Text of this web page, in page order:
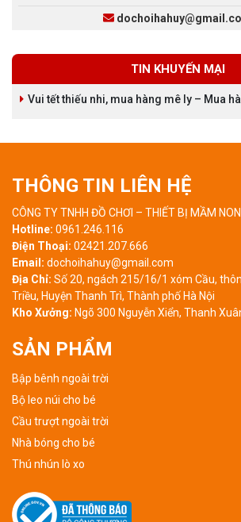
TIN KHUYẾN MẠI
Vui tết thiếu nhi, mua hàng mê ly – Mua
THÔNG TIN LIÊN HỆ
CÔNG TY TNHH ĐỒ CHƠI – THIẾT BỊ MẦM
Hotline: 0961.246.116
Điện Thoại: 02421.207.666
Email: dochoihahuy@gmail.com
Địa Chỉ: Số 20, ngách 215/16/1 xóm Cầu,
Triều, Huyện Thanh Trì, Thành phố Hà Nội
Kho Xưởng: Ngõ 300 Nguyễn Xiển, Thanh
SẢN PHẨM
Bập bênh ngoài trời
Bộ leo núi cho bé
Cầu trượt ngoài trời
Nhà bóng cho bé
Thú nhún lò xo